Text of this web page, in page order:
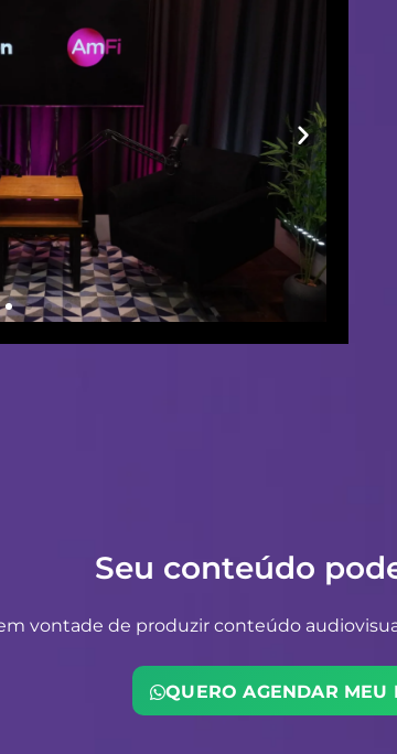
Seu conteúdo
vontade de produzir conteúdo
QUERO AGENDAR MEU